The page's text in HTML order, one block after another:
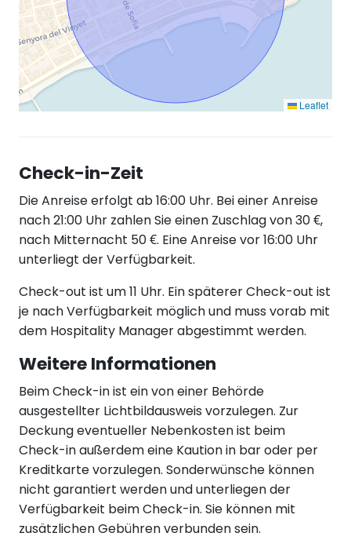
Leaflet
Check-in-Zeit
Die Anreise erfolgt ab 16:00 Uhr. Bei einer Anreise
nach 21:00 Uhr zahlen Sie einen Zuschlag von 30 €,
nach Mitternacht 50 €. Eine Anreise vor 16:00 Uhr
unterliegt der Verfügbarkeit.
Check-out ist um 11 Uhr. Ein späterer Check-out ist
je nach Verfügbarkeit möglich und muss vorab mit
dem Hospitality Manager abgestimmt werden.
Weitere Informationen
Beim Check-in ist ein von einer Behörde
ausgestellter Lichtbildausweis vorzulegen. Zur
Deckung eventueller Nebenkosten ist beim
Check-in außerdem eine Kaution in bar oder per
Kreditkarte vorzulegen. Sonderwünsche können
nicht garantiert werden und unterliegen der
Verfügbarkeit beim Check-in. Sie können mit
zusätzlichen Gebühren verbunden sein.